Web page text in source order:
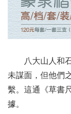
八大山人和石
未謀面， 但他們
繫。 這通《草書
據。